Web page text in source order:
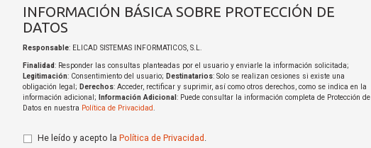
INFORMACIÓN BÁSICA SOBRE PROTECCIÓN DE
DATOS
Responsable: ELICAD SISTEMAS INFORMATICOS, S.L.
Finalidad: Responder las consultas planteadas por el usuario y enviarle la información solicitada;
Legitimación: Consentimiento del usuario; Destinatarios: Solo se realizan cesiones si existe una
obligación legal; Derechos: Acceder, rectificar y suprimir, así como otros derechos, como se indica en la
información adicional;
Información Adicional : Puede consultar la información completa de Protección de
Datos en nuestra Política de Privacidad.
He leído y acepto la Política de Privacidad .